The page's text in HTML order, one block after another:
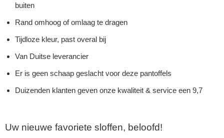
buiten
Rand omhoog of omlaag te dragen
Tijdloze kleur, past overal bij
Van Duitse leverancier
Er is geen schaap geslacht voor deze pantoffels
Duizenden klanten geven onze kwaliteit & service een 9,7
Uw nieuwe favoriete sloffen, beloofd!